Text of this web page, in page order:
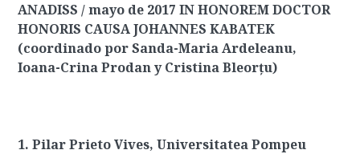
ANADISS / mayo de 2017 IN HONOREM DOCTOR
HONORIS CAUSA JOHANNES KABATEK
(coordinado por Sanda-Maria Ardeleanu,
Ioana-Crina Prodan y Cristina Bleorțu)
1. Pilar Prieto Vives, Universitatea Pompeu